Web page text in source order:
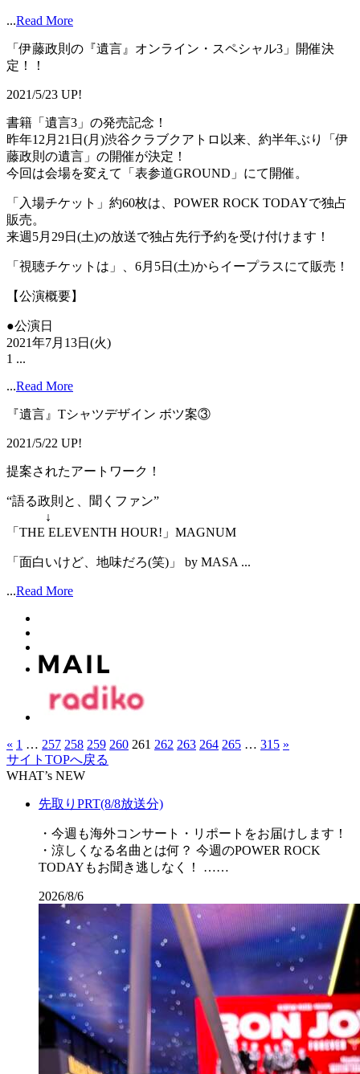
...Read More
「伊藤政則の『遺言』オンライン・スペシャル3」開催決
定！！
2021/5/23 UP!
書籍「遺言3」の発売記念！
昨年12月21日(月)渋谷クラブクアトロ以来、約半年ぶり「伊
藤政則の遺言」の開催が決定！
今回は会場を変えて「表参道GROUND」にて開催。
「入場チケット」約60枚は、POWER ROCK TODAYで独占
販売。
来週5月29日(土)の放送で独占先行予約を受け付けます！
「視聴チケットは」、6月5日(土)からイープラスにて販売！
【公演概要】
●公演日
2021年7月13日(火)
1 ...
...Read More
『遺言』Tシャツデザイン ボツ案③
2021/5/22 UP!
提案されたアートワーク！
“語る政則と、聞くファン”
↓
「THE ELEVENTH HOUR!」MAGNUM
「面白いけど、地味だろ(笑)」 by MASA ...
...Read More
« 1 … 257 258 259 260 261 262 263 264 265 … 315 »
サイトTOPへ戻る
WHAT’s NEW
先取りPRT(8/8放送分)
・今週も海外コンサート・リポートをお届けします！
・涼しくなる名曲とは何？ 今週のPOWER ROCK
TODAYもお聞き逃しなく！ ……
2026/8/6